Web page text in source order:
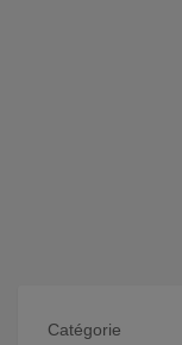
Catégorie